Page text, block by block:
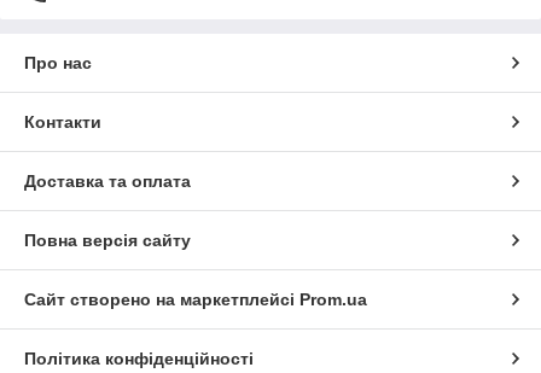
Про нас
Контакти
Доставка та оплата
Повна версія сайту
Сайт створено на маркетплейсі Prom.ua
Політика конфіденційності